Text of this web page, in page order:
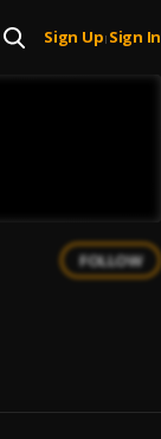
Sign Up| Sign In
FOLLOW